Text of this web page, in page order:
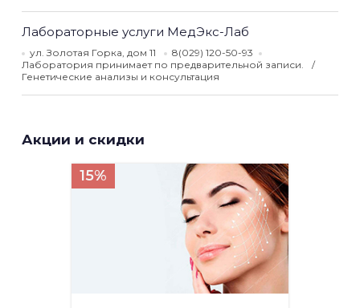
Лабораторные услуги МедЭкс-Лаб
ул. Золотая Горка, дом 11
8(029) 120-50-93
Лаборатория принимает по предварительной записи.
Генетические анализы и консультация
Акции и скидки
15%